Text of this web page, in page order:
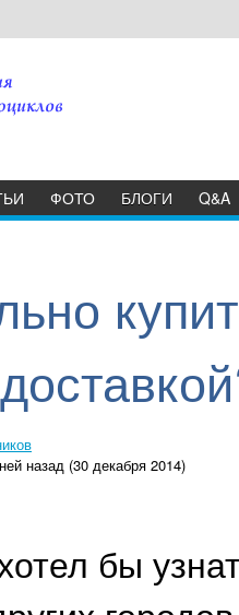
ФОТО БЛОГИ Q&A
назад (30 декабря 2014)
бы